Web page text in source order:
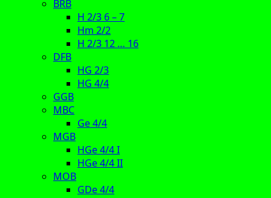
BRB
H 2/3 6 – 7
Hm 2/2
H 2/3 12 … 16
DFB
HG 2/3
HG 4/4
GGB
MBC
Ge 4/4
MGB
HGe 4/4 I
HGe 4/4 II
MOB
GDe 4/4